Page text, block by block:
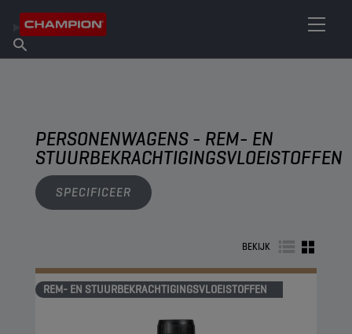
Over Champion
Vind een verkooppunt
PERSONENWAGENS - REM- EN
STUURBEKRACHTIGINGSVLOEISTOFFEN
SPECIFICEER
BEKIJK
REM- EN STUURBEKRACHTIGINGSVLOEISTOFFEN